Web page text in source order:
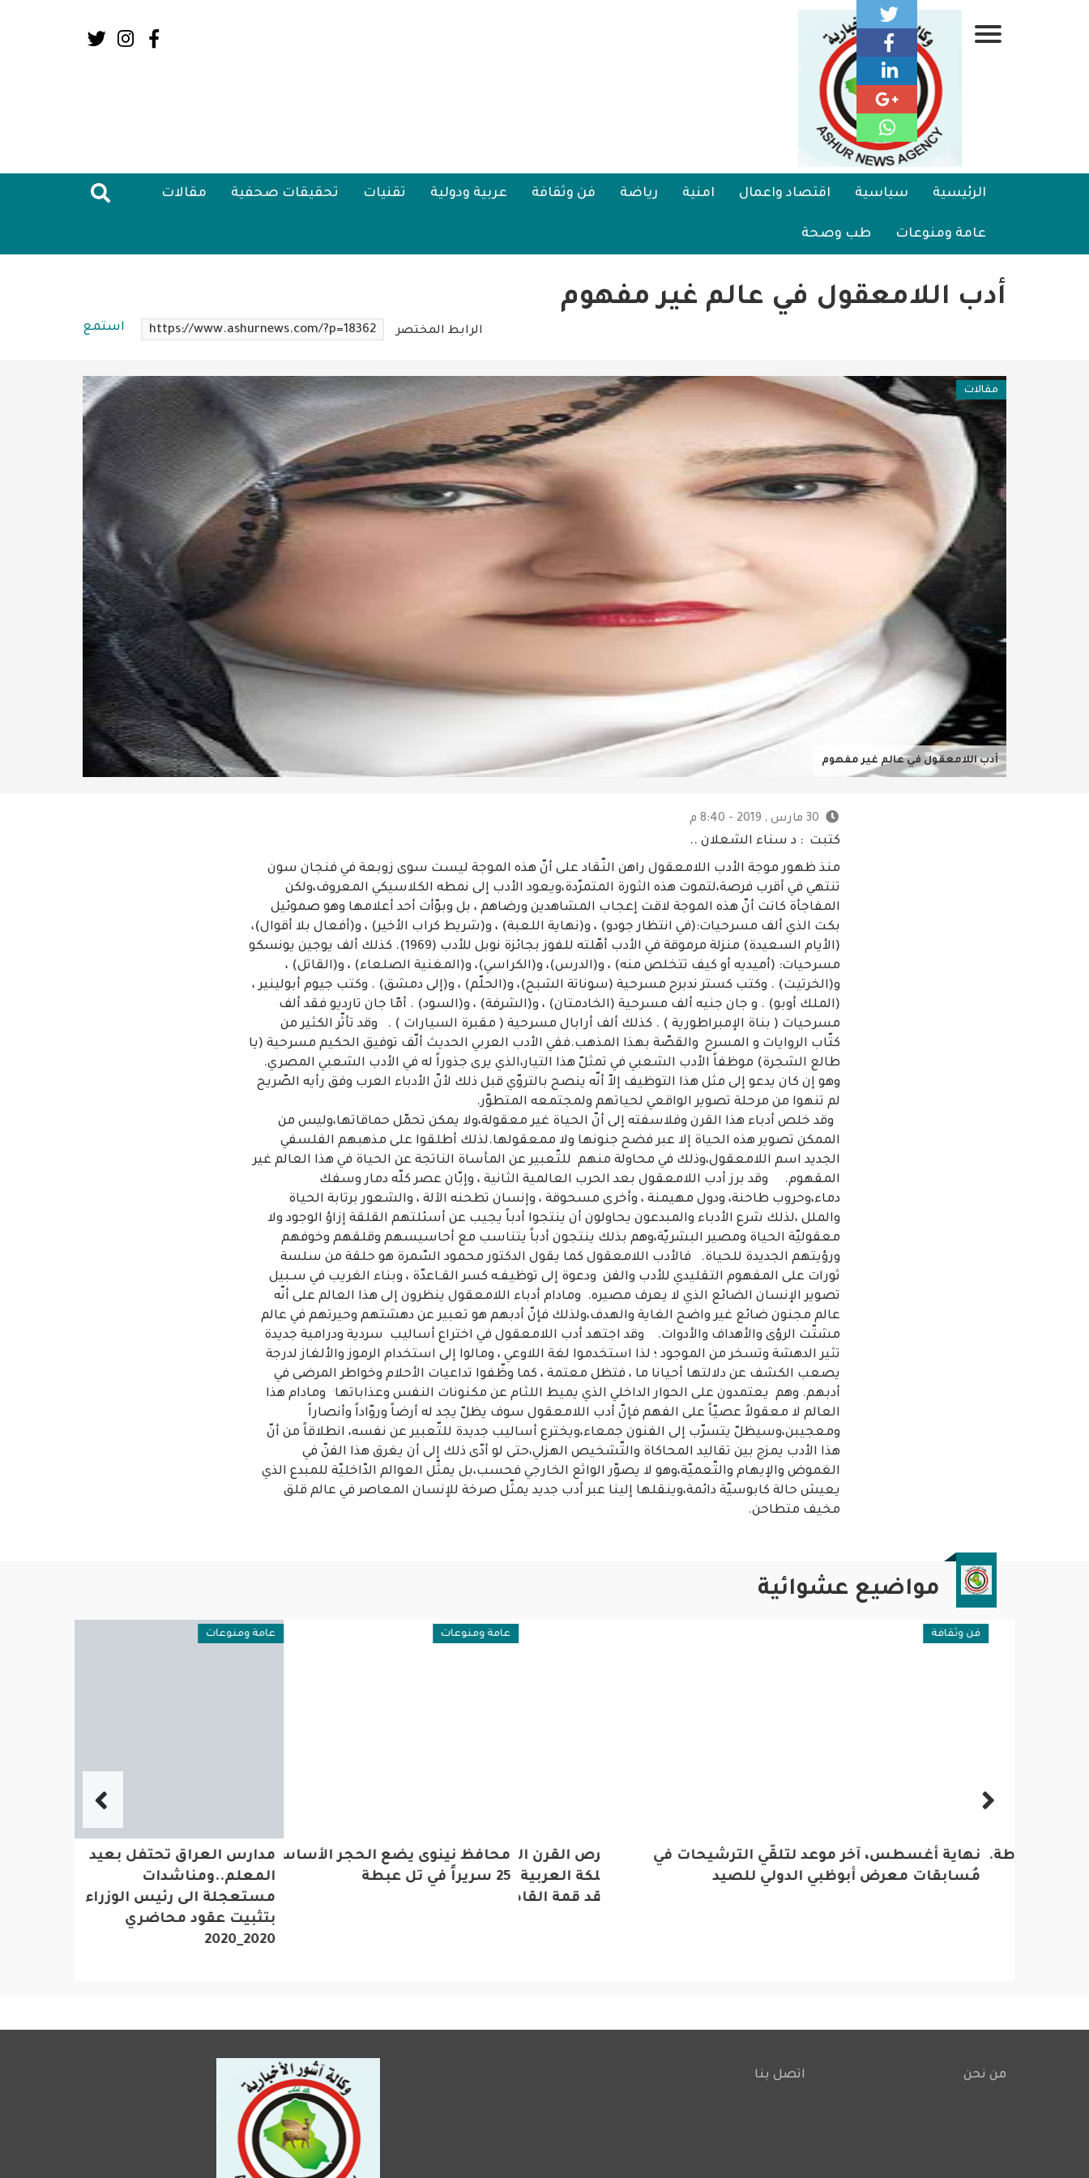
Social
Main
navigation
الرئيسية سياسية اقتصاد واعمال امنية رياضة فن وثقافة عربية ودولية تقنيات تحقيقات صحفية مقالات
عامة ومنوعات طب وصحة
أدب اللامعقول في عالم غير مفهوم
استمع الرابط المختصر https://www.ashurnews.com/?p=18362
مقالات
أدب اللامعقول في عالم غير مفهوم
30 مارس , 2019 - 8:40 م
كتبت : د سناء الشعلان ..
منذ ظهور موجة الأدب اللامعقول راهن النّقاد على أنّ هذه الموجة ليست سوى زوبعة في فنجان سون
تنتهي في أقرب فرصة،لتموت هذه الثورة المتمرّدة،ويعود الأدب إلى نمطه الكلاسيكي المعروف،ولكن
المفاجأة كانت أنّ هذه الموجة لاقت إعجاب المشاهدين ورضاهم ، بل وبوّأت أحد أعلامها وهو صموئيل
بكت الذي ألف مسرحيات:(في انتظار جودو) ، و(نهاية اللعبة) ، و(شريط كراب الأخير) ، و(أفعال بلا أقوال)،
(الأيام السعيدة) منزلة مرموقة في الأدب أهّلته للفوز بجائزة نوبل للأدب (1969). كذلك ألف يوجين يونسكو
مسرحيات: (أميديه أو كيف تتخلص منه) ، و(الدرس)، و(الكراسي)، و(المغنية الصلعاء) ، و(القاتل) ،
و(الخرتيت) . وكتب كستر ندبرح مسرحية (سوناتة الشبح)، و(الحلّم) ، و(إلى دمشق) . وكتب جيوم أبولينير ،
(الملك أوبو) . و جان جنيه ألف مسرحية (الخادمتان) ، و(الشرفة) ، و(السود) . أمّا جان تارديو فقد ألف
مسرحيات ( بناة الإمبراطورية ) . كذلك ألف أرابال مسرحية ( مقبرة السيارات ) . وقد تأثّر الكثير من
كتّاب الروايات و المسرح والقصّة بهذا المذهب.ففي الأدب العربي الحديث ألّف توفيق الحكيم مسرحية (يا
طالع الشجرة) موظفاً الأدب الشعبي في تمثلّ هذا التيار،الذي يرى جذوراً له في الأدب الشعبي المصري.
وهو إن كان يدعو إلى مثل هذا التوظيف إلاّ أنّه ينصح بالتروّي قبل ذلك لأنّ الأدباء العرب وفق رأيه الصّريح
لم تنهوا من مرحلة تصوير الواقعي لحياتهم ولمجتمعه المتطوّر.
وقد خلص أدباء هذا القرن وفلاسفته إلى أنّ الحياة غير معقولة،ولا يمكن تحمّل حماقاتها،وليس من
الممكن تصوير هذه الحياة إلا عبر فضح جنونها ولا ممعقولها.لذلك أطلقوا على مذهبهم الفلسفي
الجديد اسم اللامعقول،وذلك في محاولة منهم للتّعبير عن المأساة الناتجة عن الحياة في هذا العالم غير
المقهوم. وقد برز أدب اللامعقول بعد الحرب العالمية الثانية ، وإبّان عصر كلّه دمار وسفك
دماء،وحروب طاحنة، ودول مهيمنة ، وأخرى مسحوقة ، وإنسان تطحنه الآلة ، والشعور برتابة الحياة
والملل ،لذلك شرع الأدباء والمبدعون يحاولون أن ينتجوا أدباً يجيب عن أسئلتهم القلقة إزاؤ الوجود ولا
معقوليّة الحياة ومصير البشريّة،وهم بذلك ينتجون أدباً يتناسب مع أحاسيسهم وقلقهم وخوفهم
ورؤيتهم الجديدة للحياة. فالأدب اللامعقول كما يقول الدكتور محمود السّمرة هو حلقة من سلسة
ثورات على المفهوم التقليدي للأدب والفن ودعوة إلى توظيفـه كسر القـاعدّة ، وبناء الغريب في سـبيل
تصوير الإنسان الضائع الذي لا يعرف مصيره. ومادام أدباء اللامعقول ينظرون إلى هذا العالم على أنّه
عالم مجنون ضائع غير واضح الغاية والهدف،ولذلك فإنّ أدبهم هو تعبير عن دهشتهم وحيرتهم في عالم
مشتّت الرؤى والأهداف والأدوات. وقد اجتهد أدب اللامعقول في اختراع أساليب سردية ودرامية جديدة
تثير الدهشة وتسخر من الموجود ؛ لذا استخدموا لغة اللاوعي ، ومالوا إلى استخدام الرموز والألغاز لدرجة
يصعب الكشف عن دلالتها أحيانا ما ، فتظل معتمة ، كما وظّفوا تداعيات الأحلام وخواطر المرضى في
أدبهم. وهم يعتمدون على الحوار الداخلي الذي يميط اللثام عن مكنونات النفس وعذاباتها.
ومادام هذا
العالم لا معقولاً عصيّاً على الفهم فإنّ أدب اللامعقول سوف يظلّ يجد له أرضاً وروّاداً وأنصاراً
ومعجيبن،وسيظلّ يتسرّب إلى الفنون جمعاء،ويخترع أساليب جديدة للتّعبير عن نفسه، انطلاقاً من أنّ
هذا الأدب يمزج بين تقاليد المحاكاة والتّشخيص الهزلي،حتى لو أدّى ذلك إلى أن يغرق هذا الفنّ في
الغموض والإيهام والتّعميّة،وهو لا يصوّر الواثع الخارجي فحسب،بل يمثّل العوالم الدّاخليّة للمبدع الذي
يعيش حالة كابوسيّة دائمة،وينقلها إلينا عبر أدب جديد يمثّل صرخة للإنسان المعاصر في عالم قلق
مخيف متطاحن.
مواضيع عشوائية
الشرطة.. حوافز تدريب وقاعدة
فن وثقافة
نهاية أغسطس، آخر موعد لتلقّي الترشيحات في
مُسابقات معرض أبوظبي الدولي للصيد
تحت شعار “اغتنام فرص القرن الحادي والعشرين
للجميع”: رئاسة المملكة العربية السعودية لمجموعة
العشرين تعلن عن عقد قمة القادة افتراضياً
عامة ومنوعات
محافظ نينوى يضع الحجر الأساس لمستشفى بسعة
25 سريراً في تل عبطة
عامة ومنوعات
مدارس العراق تحتفل بعيد
مستعجلة الى رئيس الوزراء بتثبيت
2020_2020
Footer
من نحن اتصل بنا
عربية ودولية
تحقيقات صحفية
عامة ومنوعات